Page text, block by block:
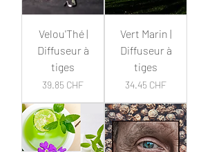
Velou'Thé |
Diffuseur à
tiges
Prix
39.85 CHF
Vert Marin |
Diffuseur à
tiges
Prix
34.45 CHF